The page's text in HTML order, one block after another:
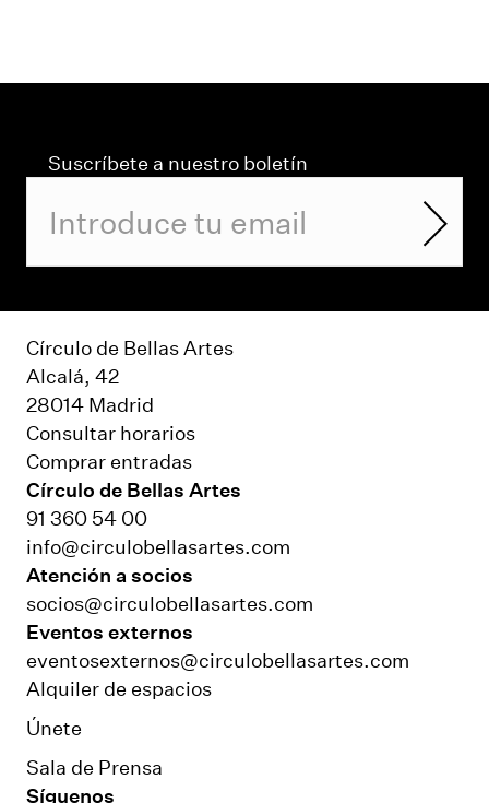
Suscríbete a nuestro boletín
Círculo de Bellas Artes
Alcalá, 42
28014 Madrid
Consultar horarios
Comprar entradas
Círculo de Bellas Artes
91 360 54 00
info@circulobellasartes.com
Atención a socios
socios@circulobellasartes.com
Eventos externos
eventosexternos@circulobellasartes.com
Alquiler de espacios
Únete
Sala de Prensa
Síguenos